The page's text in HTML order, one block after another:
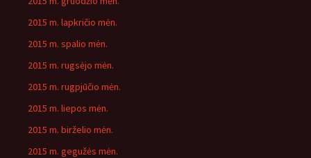
2015 m. lapkričio mėn.
2015 m. spalio mėn.
2015 m. rugsėjo mėn.
2015 m. rugpjūčio mėn.
2015 m. liepos mėn.
2015 m. birželio mėn.
2015 m. gegužės mėn.